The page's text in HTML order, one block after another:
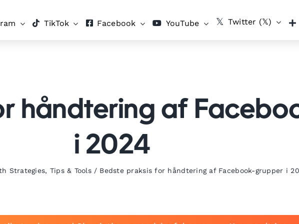
TikTok Facebook YouTube Twitter (𝕏)
håndtering af
i 2024
Strategies, Tips & Tools / Bedste praksis for håndtering af Facebook-grupper i